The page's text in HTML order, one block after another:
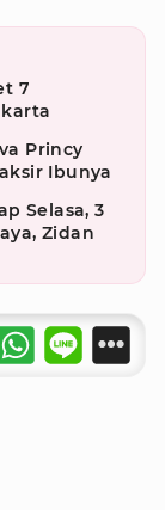
7
Princy
Ibunya
Selasa, 3
Zidan